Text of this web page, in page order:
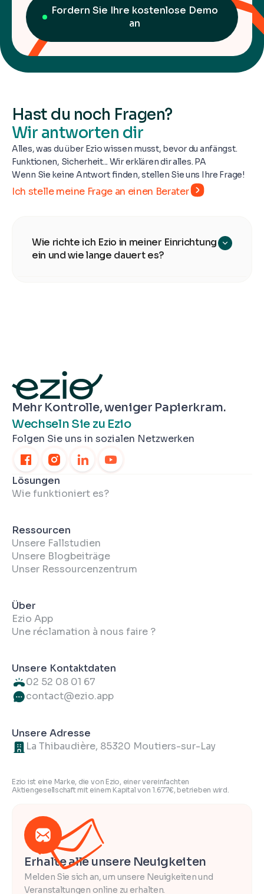
Fordern Sie Ihre kostenlose Demo
an
Hast du noch Fragen?
Wir antworten dir
Alles, was du über Ezio wissen musst, bevor du anfängst.
Funktionen, Sicherheit... Wir erklären dir alles. PA
Wenn Sie keine Antwort finden, stellen Sie uns Ihre Frage!
Ich stelle meine Frage an einen Berater
Wie richte ich Ezio in meiner Einrichtung
ein und wie lange dauert es?
Mehr Kontrolle, weniger Papierkram.
Wechseln Sie zu Ezio
Folgen Sie uns in sozialen Netzwerken
Lösungen
Wie funktioniert es?
Ressourcen
Unsere Fallstudien
Unsere Blogbeiträge
Unser Ressourcenzentrum
Über
Ezio App
Une réclamation à nous faire ?
Unsere Kontaktdaten
02 52 08 01 67
contact@ezio.app
Unsere Adresse
La Thibaudière, 85320 Moutiers-sur-Lay
Ezio ist eine Marke, die von Ezio, einer vereinfachten
Aktiengesellschaft mit einem Kapital von 1.677€, betrieben wird.
Erhalte alle unsere Neuigkeiten
Melden Sie sich an, um unsere Neuigkeiten und
Veranstaltungen online zu erhalten.